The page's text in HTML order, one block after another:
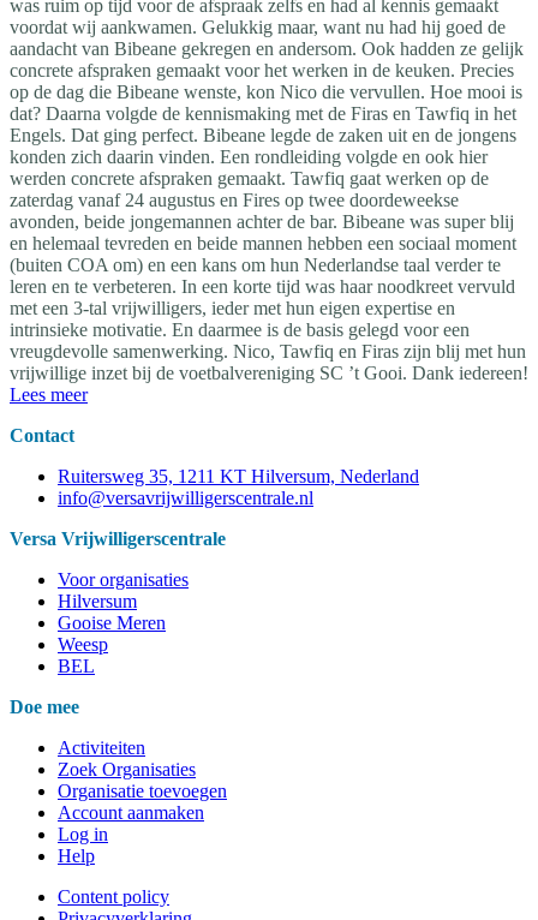
was ruim op tijd voor de afspraak zelfs en had al kennis gemaakt
voordat wij aankwamen. Gelukkig maar, want nu had hij goed de
aandacht van Bibeane gekregen en andersom. Ook hadden ze gelijk
concrete afspraken gemaakt voor het werken in de keuken. Precies
op de dag die Bibeane wenste, kon Nico die vervullen. Hoe mooi is
dat? Daarna volgde de kennismaking met de Firas en Tawfiq in het
Engels. Dat ging perfect. Bibeane legde de zaken uit en de jongens
konden zich daarin vinden. Een rondleiding volgde en ook hier
werden concrete afspraken gemaakt. Tawfiq gaat werken op de
zaterdag vanaf 24 augustus en Fires op twee doordeweekse
avonden, beide jongemannen achter de bar. Bibeane was super blij
en helemaal tevreden en beide mannen hebben een sociaal moment
(buiten COA om) en een kans om hun Nederlandse taal verder te
leren en te verbeteren. In een korte tijd was haar noodkreet vervuld
met een 3-tal vrijwilligers, ieder met hun eigen expertise en
intrinsieke motivatie. En daarmee is de basis gelegd voor een
vreugdevolle samenwerking. Nico, Tawfiq en Firas zijn blij met hun
vrijwillige inzet bij de voetbalvereniging SC ’t Gooi. Dank iedereen!
Lees meer
Contact
Ruitersweg 35, 1211 KT Hilversum, Nederland
info@versavrijwilligerscentrale.nl
Versa Vrijwilligerscentrale
Voor organisaties
Hilversum
Gooise Meren
Weesp
BEL
Doe mee
Activiteiten
Zoek Organisaties
Organisatie toevoegen
Account aanmaken
Log in
Help
Content policy